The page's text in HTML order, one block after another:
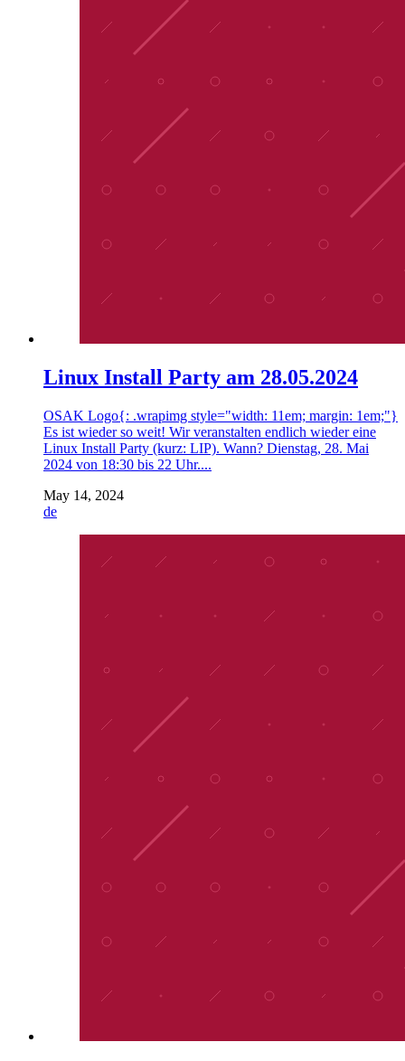
Linux Install Party am 28.05.2024
OSAK Logo{: .wrapimg style="width: 11em; margin: 1em;"}
Es ist wieder so weit! Wir veranstalten endlich wieder eine
Linux Install Party (kurz: LIP). Wann? Dienstag, 28. Mai
2024 von 18:30 bis 22 Uhr....
May 14, 2024
de